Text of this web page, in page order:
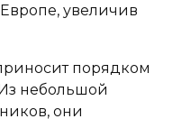
увеличив
порядком
небольшой
они